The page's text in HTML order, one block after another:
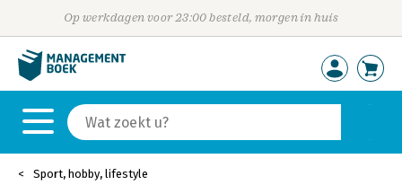
Op werkdagen voor 23:00 besteld, morgen in huis
Sport, hobby, lifestyle